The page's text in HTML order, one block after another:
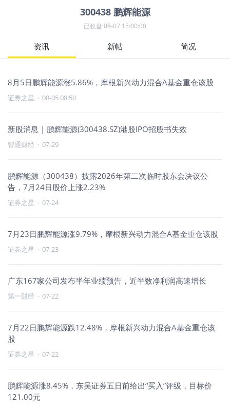
300438 鹏辉能源
已收盘 08-07 15:00:00
资讯 新帖 简况
8月5日鹏辉能源涨5.86%，摩根新兴动力混合A基金重仓该股
证券之星 · 08-05 08:50
新股消息 | 鹏辉能源(300438.SZ)港股IPO招股书失效
智通财经 · 07-29
鹏辉能源（300438）披露2026年第二次临时股东会决议公
告，7月24日股价上涨2.23%
证券之星 · 07-24
7月23日鹏辉能源涨9.79%，摩根新兴动力混合A基金重仓该股
证券之星 · 07-23
广东167家公司发布半年业绩预告，近半数净利润高速增长
第一财经 · 07-22
7月22日鹏辉能源跌12.48%，摩根新兴动力混合A基金重仓该
股
证券之星 · 07-22
鹏辉能源涨8.45%，东吴证券五日前给出“买入”评级，目标价
121.00元